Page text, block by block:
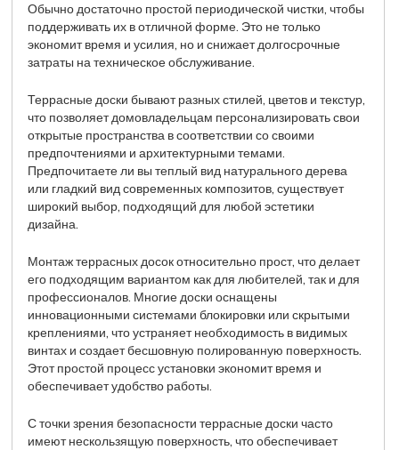
Обычно достаточно простой периодической чистки, чтобы
поддерживать их в отличной форме. Это не только
экономит время и усилия, но и снижает долгосрочные
затраты на техническое обслуживание.
Террасные доски бывают разных стилей, цветов и текстур,
что позволяет домовладельцам персонализировать свои
открытые пространства в соответствии со своими
предпочтениями и архитектурными темами.
Предпочитаете ли вы теплый вид натурального дерева
или гладкий вид современных композитов, существует
широкий выбор, подходящий для любой эстетики
дизайна.
Монтаж террасных досок относительно прост, что делает
его подходящим вариантом как для любителей, так и для
профессионалов. Многие доски оснащены
инновационными системами блокировки или скрытыми
креплениями, что устраняет необходимость в видимых
винтах и ​​создает бесшовную полированную поверхность.
Этот простой процесс установки экономит время и
обеспечивает удобство работы.
С точки зрения безопасности террасные доски часто
имеют нескользящую поверхность, что обеспечивает